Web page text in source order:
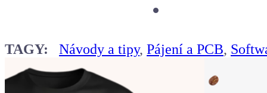
TAGY: Návody a tipy,Pájení a PCB,